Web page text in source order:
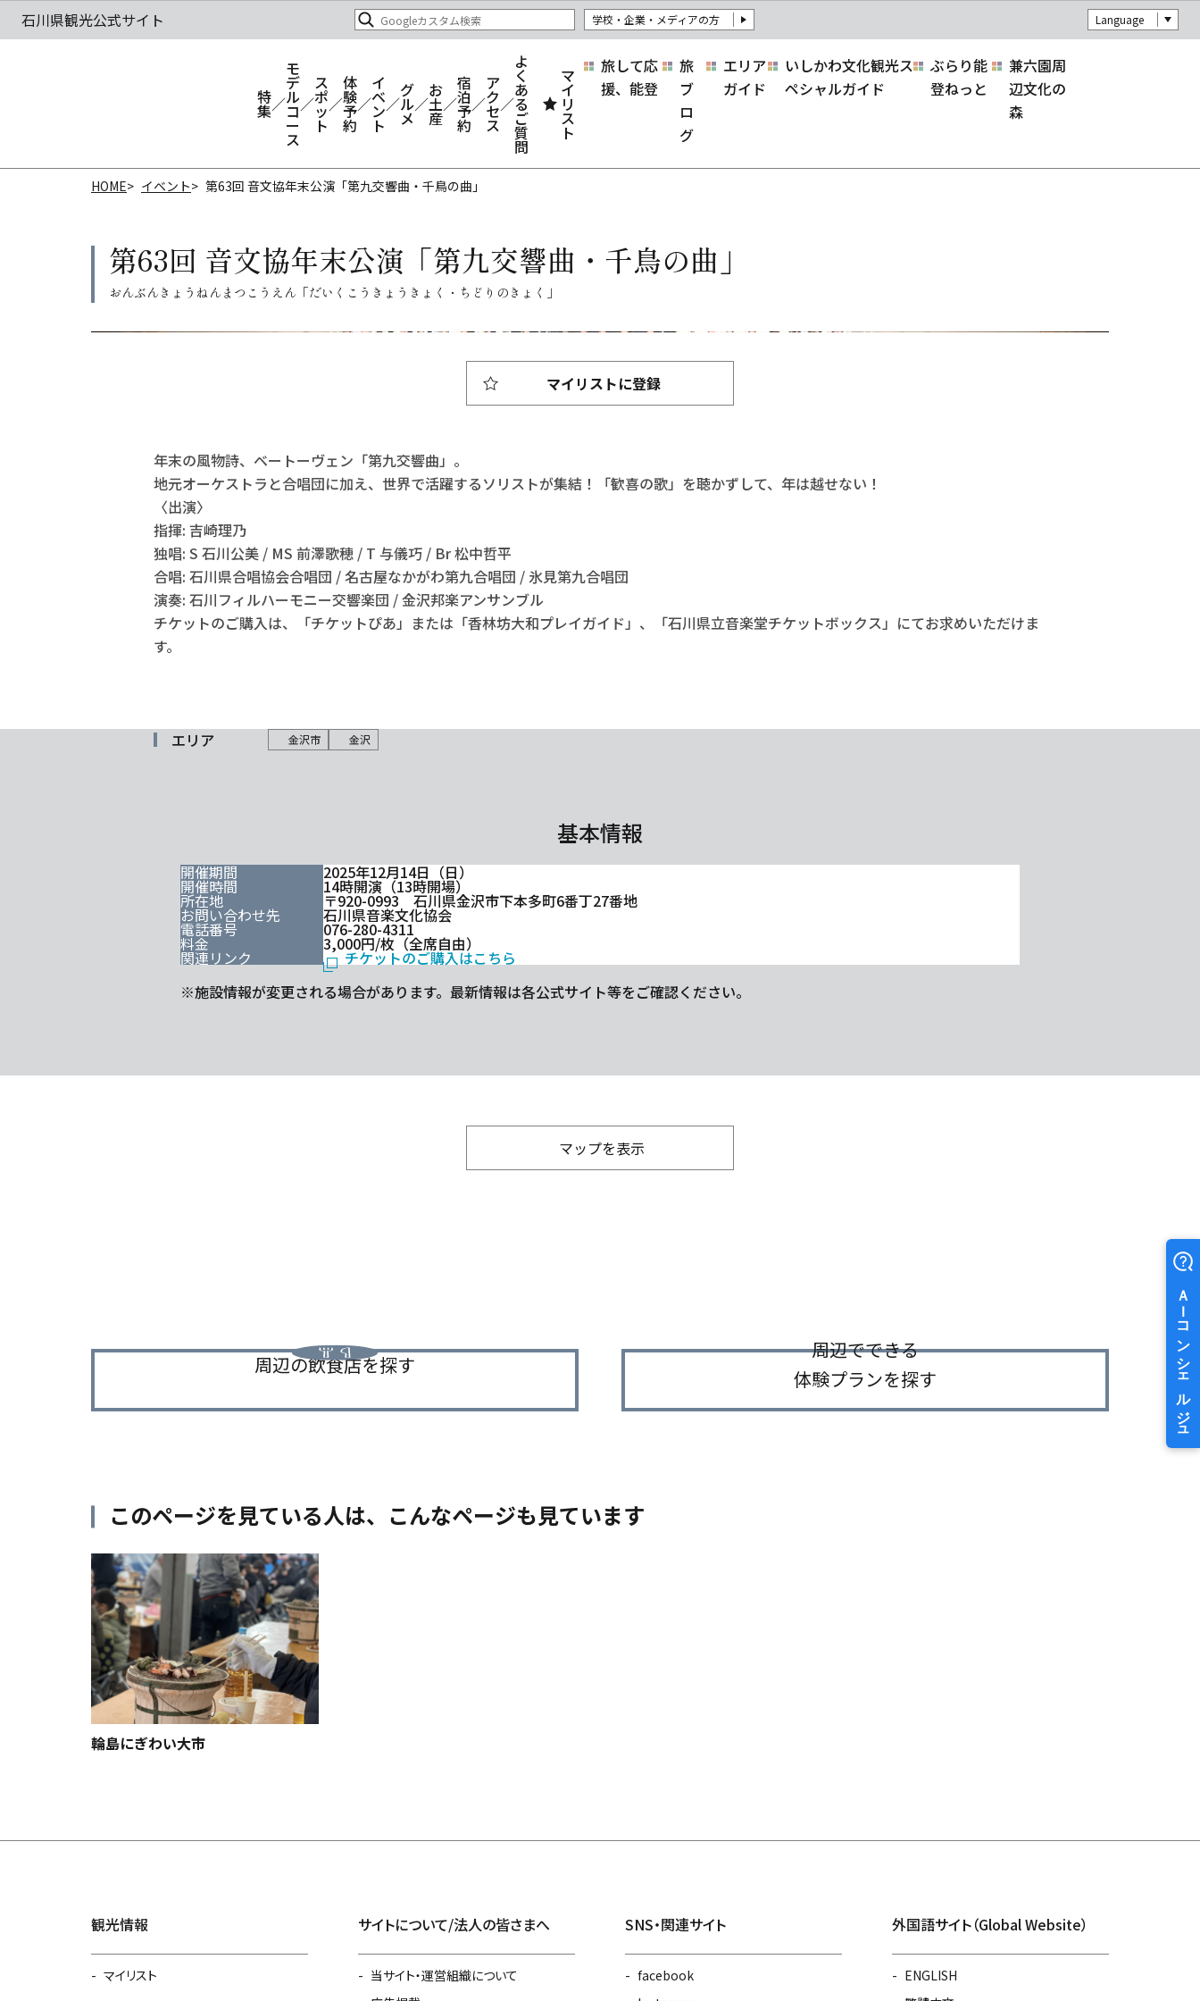
学校・企業・メディアの方 Language
特
集
モ
デ
ル
コ
ー
ス
ス
ポ
ッ
ト
体
験
予
約
イ
ベ
ン
ト
グ
ル
メ
お
土
産
宿
泊
予
約
ア
ク
セ
ス
よ
く
あ
る
ご
質
問
マ
イ
リ
ス
ト
旅して応
援、能登
旅
ブ
ロ
グ
エリア
ガイド
いしかわ文化観光ス
ペシャルガイド
ぶらり能
登ねっと
兼六園周
辺文化の
森
HOME イベント 第63回 音文協年末公演「第九交響曲・千鳥の曲」
第63回 音文協年末公演「第九交響曲・千鳥の曲」
年末の風物詩、ベートーヴェン「第九交響曲」。
地元オーケストラと合唱団に加え、世界で活躍するソリストが集結！「歓喜の歌」を聴かずして、年は越せない！
〈出演〉
指揮: 吉崎理乃
独唱: S 石川公美 / MS 前澤歌穂 / T 与儀巧 / Br 松中哲平
合唱: 石川県合唱協会合唱団 / 名古屋なかがわ第九合唱団 / 氷見第九合唱団
演奏: 石川フィルハーモニー交響楽団 / 金沢邦楽アンサンブル
チケットのご購入は、「チケットぴあ」または「香林坊大和プレイガイド」、「石川県立音楽堂チケットボックス」にてお求めいただけま
す。
マイリストに登録
エリア 金沢市 金沢
基本情報
開催期間 2025年12月14日（日）
開催時間 14時開演（13時開場）
所在地 〒920-0993 石川県金沢市下本多町6番丁27番地
お問い合わせ先 石川県音楽文化協会
電話番号 076-280-4311
料金 3,000円/枚（全席自由）
関連リンク
チケットのご購入はこちら
※施設情報が変更される場合があります。最新情報は各公式サイト等をご確認ください。
マップを表示
周辺の飲食店を探す
周辺でできる
体験プランを探す
このページを見ている人は、 こんなページも見ています
輪島にぎわい大市
観光情報
マイリスト
サイトについて/法人の皆さまへ
当サイト・運営組織について
SNS・関連サイト
facebook
外国語サイト（Global Website）
ENGLISH